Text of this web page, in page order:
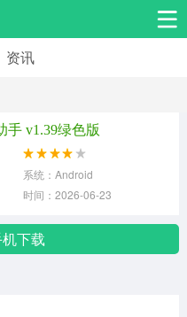
资讯
手 v1.39绿色版
系统：Android
时间：2026-06-23
下载